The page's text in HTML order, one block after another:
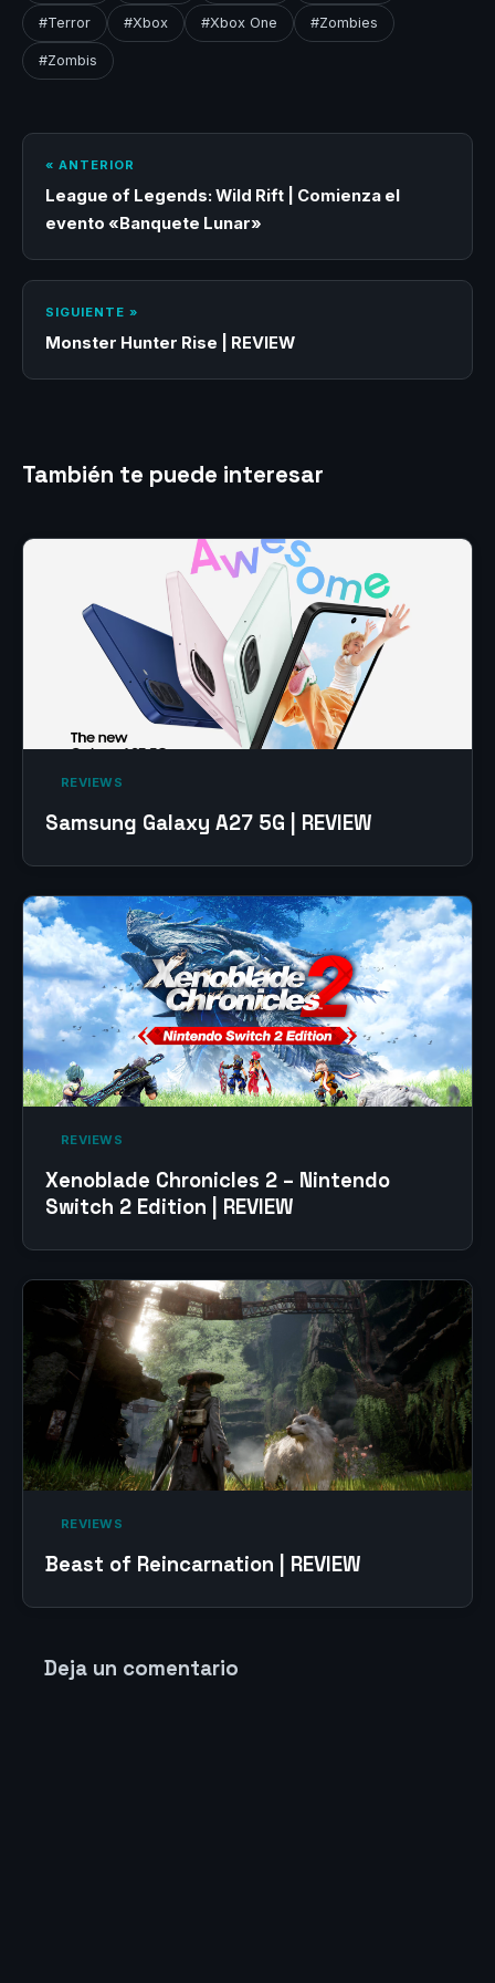
#Terror #Xbox #Xbox One #Zombies
#Zombis
« ANTERIOR
League of Legends: Wild Rift | Comienza el
evento «Banquete Lunar»
SIGUIENTE »
Monster Hunter Rise | REVIEW
También te puede interesar
‎ REVIEWS‎
Samsung Galaxy A27 5G | REVIEW
‎ REVIEWS‎
Xenoblade Chronicles 2 – Nintendo
Switch 2 Edition | REVIEW
‎ REVIEWS‎
Beast of Reincarnation | REVIEW
Deja un comentario